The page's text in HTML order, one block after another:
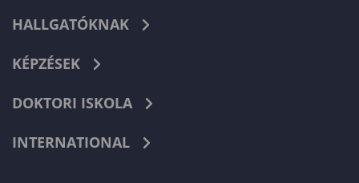
HALLGATÓKNAK
KÉPZÉSEK
DOKTORI ISKOLA
INTERNATIONAL